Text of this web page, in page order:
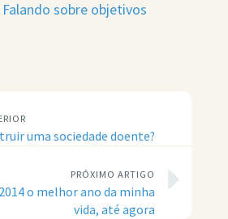
Falando sobre objetivos
uma sociedade doente?
PRÓXIMO ARTIGO
o melhor ano da minha
vida, até agora